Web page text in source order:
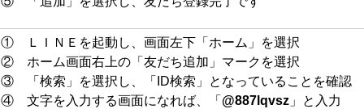
① ＬＩＮＥを起動し、画面左下「ホーム」を選択
② ホーム画面右上の「友だち追加」マークを選択
③ 「検索」を選択し、「ID検索」となっていることを確認
④ 文字を入力する画面になれば、「 @887lqvsz 」と入力